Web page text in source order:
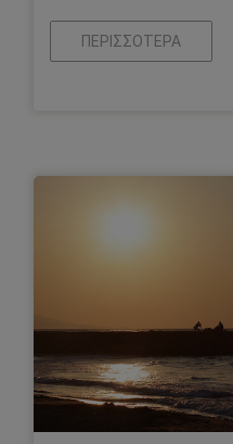
ΠΕΡΙΣΣΌΤΕΡΑ